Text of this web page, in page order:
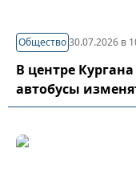
Общество30.07.2026 в
В центре
автобусы